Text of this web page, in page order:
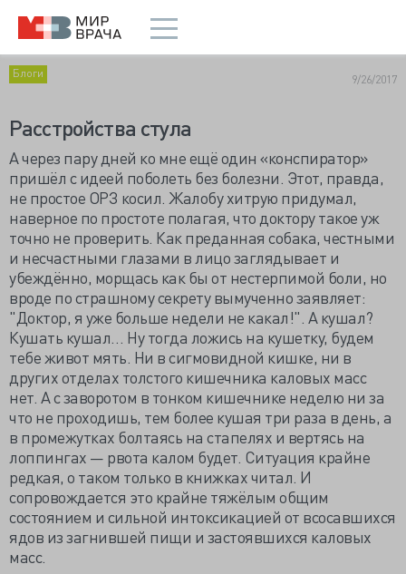
Блоги 9/26/2017
Расстройства стула
А через пару дней ко мне ещё один «конспиратор»
пришёл с идеей поболеть без болезни. Этот, правда,
не простое ОРЗ косил. Жалобу хитрую придумал,
наверное по простоте полагая, что доктору такое уж
точно не проверить. Как преданная собака, честными
и несчастными глазами в лицо заглядывает и
убеждённо, морщась как бы от нестерпимой боли, но
вроде по страшному секрету вымученно заявляет:
"Доктор, я уже больше недели не какал!". А кушал?
Кушать кушал… Ну тогда ложись на кушетку, будем
тебе живот мять. Ни в сигмовидной кишке, ни в
других отделах толстого кишечника каловых масс
нет. А с заворотом в тонком кишечнике неделю ни за
что не проходишь, тем более кушая три раза в день, а
в промежутках болтаясь на стапелях и вертясь на
лоппингах — рвота калом будет. Ситуация крайне
редкая, о таком только в книжках читал. И
сопровождается это крайне тяжёлым общим
состоянием и сильной интоксикацией от всосавшихся
ядов из загнившей пищи и застоявшихся каловых
масс.